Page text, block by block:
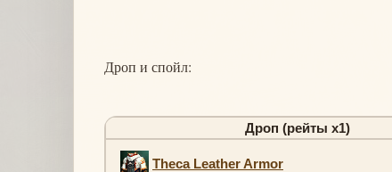
Дроп и спойл:
Дроп (рейты х1)
Theca Leather Armor